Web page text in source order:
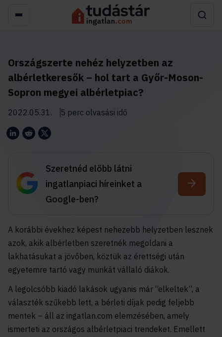
Országszerte nehéz helyzetben az
albérletkeresők – hol tart a Győr-Moson-
Sopron megyei albérletpiac?
2022.05.31. 5 perc olvasási idő
Szeretnéd előbb látni
ingatlanpiaci híreinket a
Google-ben?
A korábbi évekhez képest nehezebb helyzetben lesznek
azok, akik albérletben szeretnék megoldani a
lakhatásukat a jövőben, köztük az érettségi után
egyetemre tartó vagy munkát vállaló diákok.
A legolcsóbb kiadó lakások ugyanis már “elkeltek”, a
választék szűkebb lett, a bérleti díjak pedig feljebb
mentek – áll az ingatlan.com elemzésében, amely
ismerteti az országos albérletpiaci trendeket. Emellett